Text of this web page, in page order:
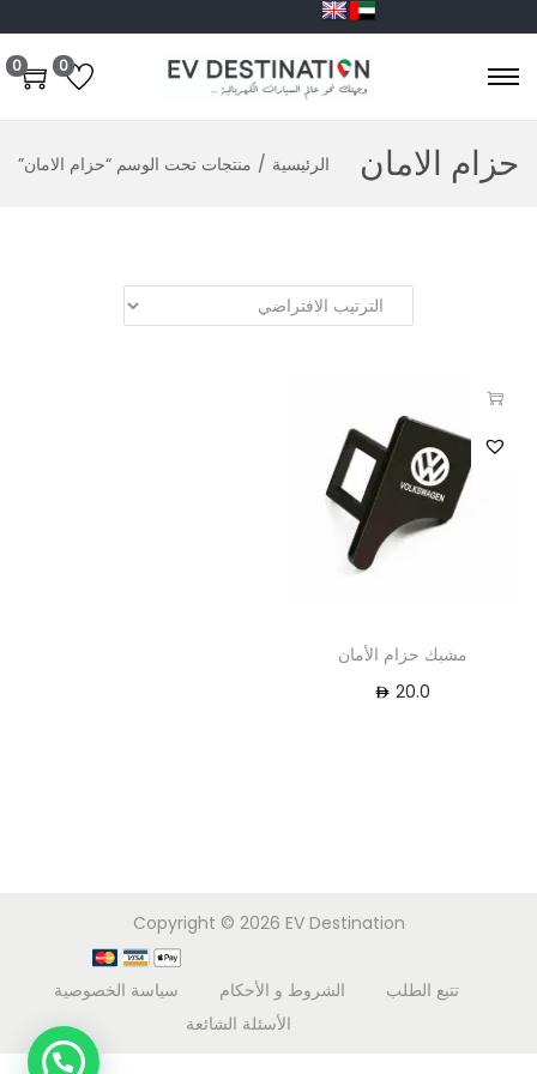
0
0
حزام الامان الرئيسية / منتجات تحت الوسم “حزام الامان”
مشبك حزام الأمان
20.0
Copyright © 2026 EV Destination
تتبع الطلب الشروط و الأحكام
سياسة الخصوصية
الأسئلة الشائعة